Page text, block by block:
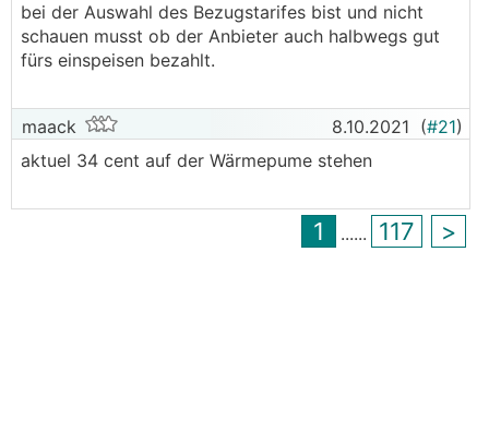
bei der Auswahl des Bezugstarifes bist und nicht
schauen musst ob der Anbieter auch halbwegs gut
fürs einspeisen bezahlt.
maack 8.10.2021 (#21)
aktuel 34 cent auf der Wärmepume stehen
1 ...... 117 >